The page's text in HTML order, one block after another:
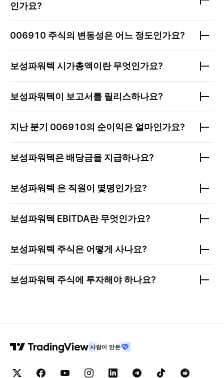
인가요?
006910 주식의 변동성은 어느 정도인가요?
보성파워텍 시가총액이란 무엇인가요?
보성파워텍 이 보고서를 릴리스하나요?
지난 분기 006910의 순이익은 얼마인가요?
보성파워텍 은 배당금을 지급하나요?
보성파워텍 은 직원이 몇명인가요?
보성파워텍 EBITDA란 무엇인가요?
보성파워텍 주식은 어떻게 사나요?
보성파워텍 주식에 투자해야 하나요?
사람이 만든